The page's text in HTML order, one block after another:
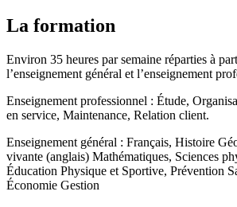
La formation
Environ 35 heures par semaine réparties à
l’enseignement général et l’enseignement
Enseignement professionnel : Étude,
en service, Maintenance, Relation client.
Enseignement général : Français, Histoire
vivante (anglais) Mathématiques, Sciences
Éducation Physique et Sportive, Prévention
Économie Gestion